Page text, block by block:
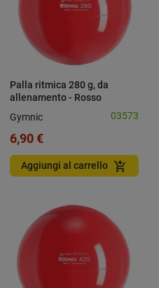
Palla ritmica 280 g, da
allenamento - Rosso
Gymnic 03573
6,90 €
Aggiungi al carrello add_shopping_cart